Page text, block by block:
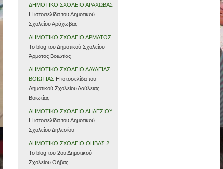
ΔΗΜΟΤΙΚΟ ΣΧΟΛΕΙΟ ΑΡΑΧΩΒΑΣ
Η ιστοσελίδα του Δημοτικού
Σχολείου Αράχωβας
ΔΗΜΟΤΙΚΟ ΣΧΟΛΕΙΟ ΑΡΜΑΤΟΣ
To blog του Δημοτικού Σχολείου
Άρματος Βοιωτίας
ΔΗΜΟΤΙΚΟ ΣΧΟΛΕΙΟ ΔΑΥΛΕΙΑΣ
ΒΟΙΩΤΙΑΣ Η ιστοσελίδα του
Δημοτικού Σχολείου Δαύλειας
Βοιωτίας
ΔΗΜΟΤΙΚΟ ΣΧΟΛΕΙΟ ΔΗΛΕΣΙΟΥ
Η ιστοσελίδα του Δημοτικού
Σχολείου Δηλεσίου
ΔΗΜΟΤΙΚΟ ΣΧΟΛΕΙΟ ΘΗΒΑΣ 2
Το blog του 2ου Δημοτικού
Σχολείου Θήβας